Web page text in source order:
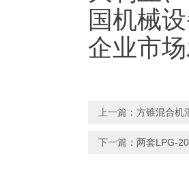
国机械
企业市
上一篇： 方锥混合机
下一篇： 两套LPG-